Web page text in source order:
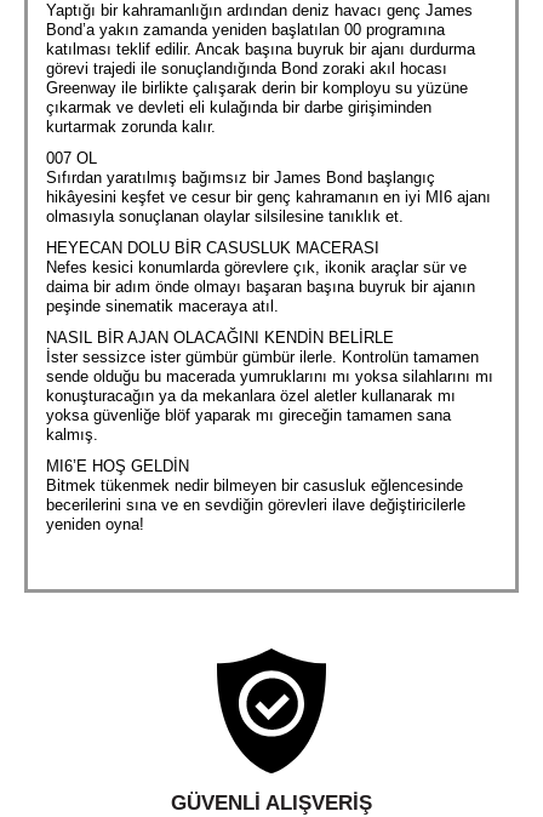
Yaptığı bir kahramanlığın ardından deniz havacı genç James
Bond’a yakın zamanda yeniden başlatılan 00 programına
katılması teklif edilir. Ancak başına buyruk bir ajanı durdurma
görevi trajedi ile sonuçlandığında Bond zoraki akıl hocası
Greenway ile birlikte çalışarak derin bir komployu su yüzüne
çıkarmak ve devleti eli kulağında bir darbe girişiminden
kurtarmak zorunda kalır.
007 OL
Sıfırdan yaratılmış bağımsız bir James Bond başlangıç
hikâyesini keşfet ve cesur bir genç kahramanın en iyi MI6 ajanı
olmasıyla sonuçlanan olaylar silsilesine tanıklık et.
HEYECAN DOLU BİR CASUSLUK MACERASI
Nefes kesici konumlarda görevlere çık, ikonik araçlar sür ve
daima bir adım önde olmayı başaran başına buyruk bir ajanın
peşinde sinematik maceraya atıl.
NASIL BİR AJAN OLACAĞINI KENDİN BELİRLE
İster sessizce ister gümbür gümbür ilerle. Kontrolün tamamen
sende olduğu bu macerada yumruklarını mı yoksa silahlarını mı
konuşturacağın ya da mekanlara özel aletler kullanarak mı
yoksa güvenliğe blöf yaparak mı gireceğin tamamen sana
kalmış.
MI6’E HOŞ GELDİN
Bitmek tükenmek nedir bilmeyen bir casusluk eğlencesinde
becerilerini sına ve en sevdiğin görevleri ilave değiştiricilerle
yeniden oyna!
GÜVENLI ALIŞVERIŞ